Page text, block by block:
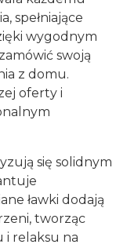
spełniające
wygodnym
swoją
z domu.
oferty i
się solidnym
ławki dodają
tworząc
i relaksu na